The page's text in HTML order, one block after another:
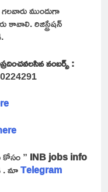
ముందుగా
కావాలి. రిజిస్ట్రేషన్
నంబర్స్ :
”INB jobs info
. మాTelegram